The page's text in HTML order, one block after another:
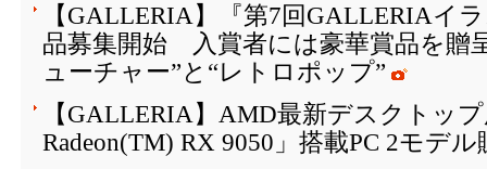
【GALLERIA】『第7回GALLERIAイ
品募集開始 入賞者には豪華賞品を
ューチャー”と“レトロポップ”
【GALLERIA】AMD最新デスクトッ
Radeon(TM) RX 9050」搭載PC 2モデル